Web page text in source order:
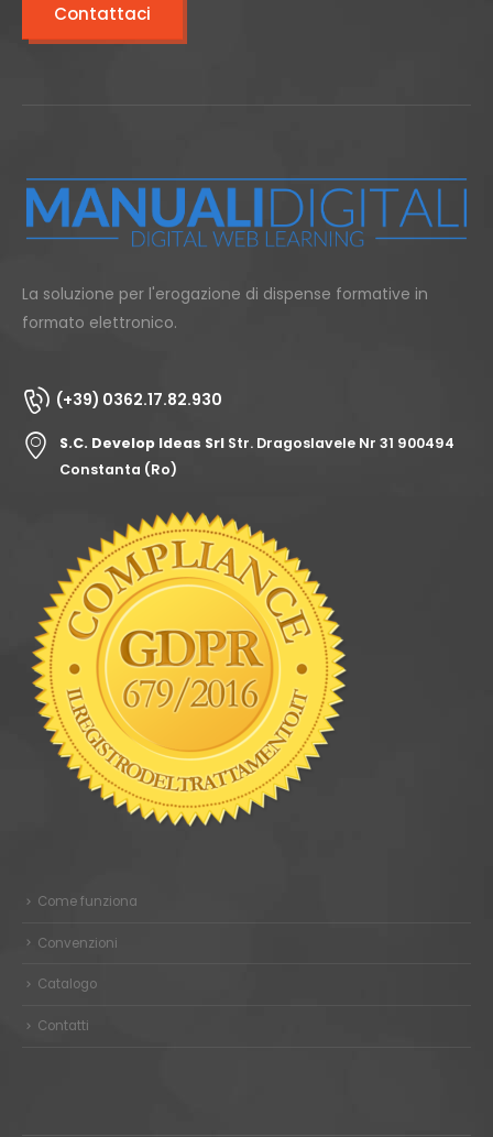
Contattaci
La soluzione per l'erogazione di dispense formative in
formato elettronico.
(+39) 0362.17.82.930
S.C. Develop Ideas Srl Str. Dragoslavele Nr 31 900494
Constanta (Ro)
Come funziona
Convenzioni
Catalogo
Contatti